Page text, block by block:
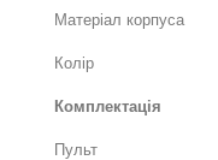
Матеріал корпуса
Колір
Комплектація
Пульт